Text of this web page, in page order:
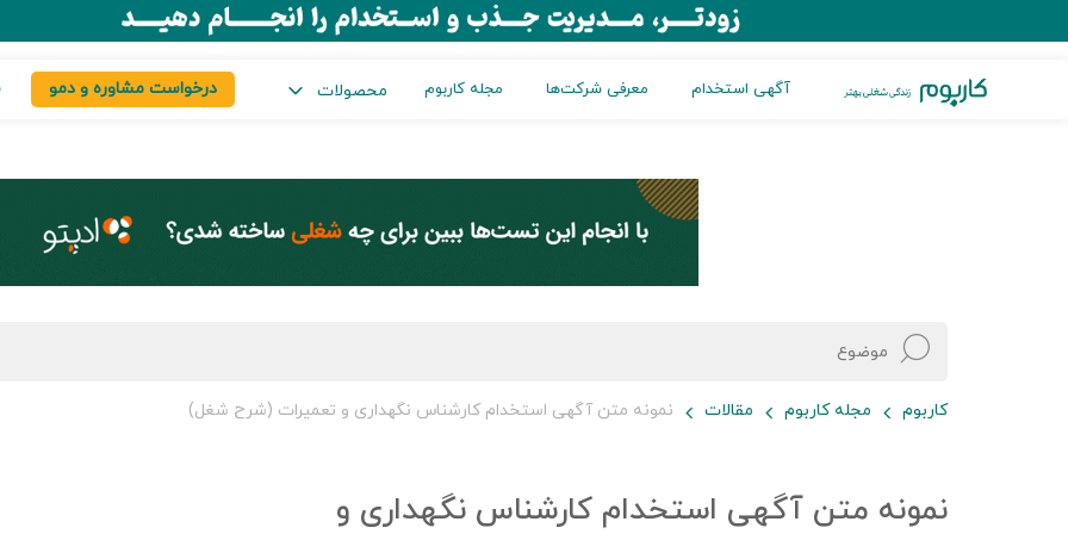
آگهی استخدام معرفی شرکت‌ها مجله کاربوم محصولات درخواست مشاوره و دمو
کاربوم مجله کاربوم مقالات نمونه متن آگهی استخدام کارشناس نگهداری و تعمیرات (شرح شغل)
نمونه متن آگهی استخدام کارشناس نگهداری و